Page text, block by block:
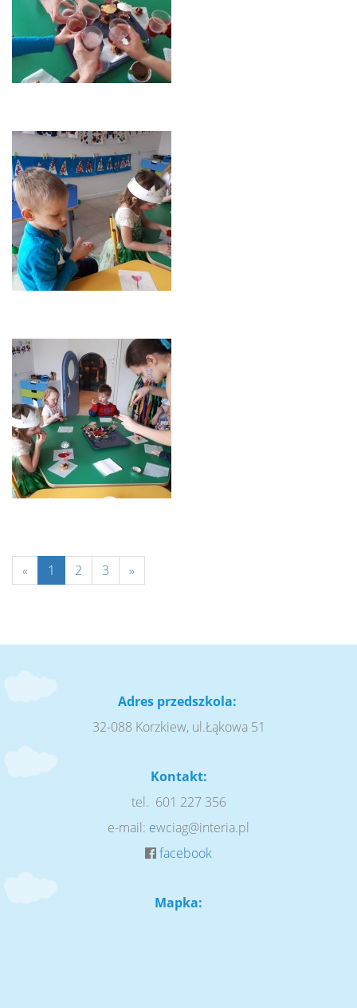
« 1 2 3 »
Adres przedszkola:
32-088 Korzkiew, ul.Łąkowa 51
Kontakt:
tel. 601 227 356
e-mail: ewciag@interia.pl
facebook
Mapka: